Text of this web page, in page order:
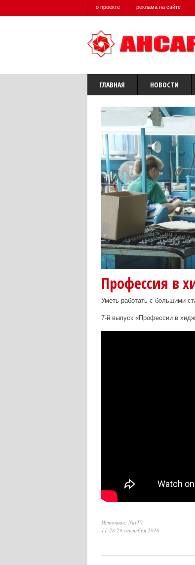
о проекте реклама на сайте
ГЛАВНАЯ НОВОСТИ
Профессия в
Уметь работать с большими
7-й выпуск «Профессии в
Источник: NurTV
11:28 29 сентября 2016